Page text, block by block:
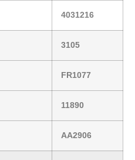
4031216
3105
FR1077
11890
AA2906